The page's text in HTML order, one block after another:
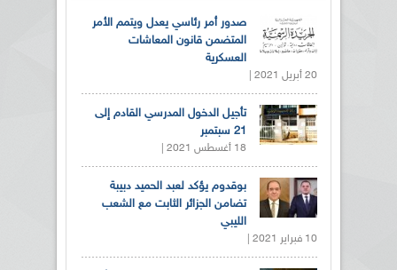
صدور أمر رئاسي يعدل ويتمم الأمر
المتضمن قانون المعاشات
العسكرية
20 أبريل 2021 |
تأجيل الدخول المدرسي القادم إلى
21 سبتمبر
18 أغسطس 2021 |
بوقدوم يؤكد لعبد الحميد دبيبة
تضامن الجزائر الثابت مع الشعب
الليبي
10 فبراير 2021 |